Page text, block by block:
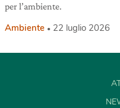
per l’ambiente.
Ambiente 22 luglio 2026